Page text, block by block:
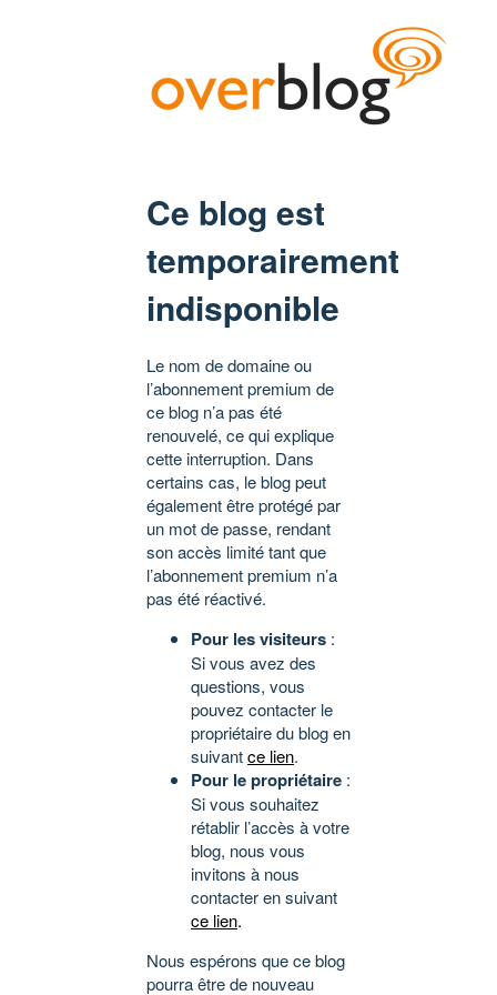
Ce blog est
temporairement
indisponible
Le nom de domaine ou
l’abonnement premium de
ce blog n’a pas été
renouvelé, ce qui explique
cette interruption. Dans
certains cas, le blog peut
également être protégé par
un mot de passe, rendant
son accès limité tant que
l’abonnement premium n’a
pas été réactivé.
Pour les visiteurs :
Si vous avez des
questions, vous
pouvez contacter le
propriétaire du blog en
suivantce lien.
Pour le propriétaire :
Si vous souhaitez
rétablir l’accès à votre
blog, nous vous
invitons à nous
contacter en suivant
ce lien.
Nous espérons que ce blog
pourra être de nouveau